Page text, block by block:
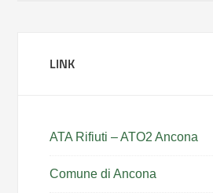
LINK
ATA Rifiuti – ATO2 Ancona
Comune di Ancona